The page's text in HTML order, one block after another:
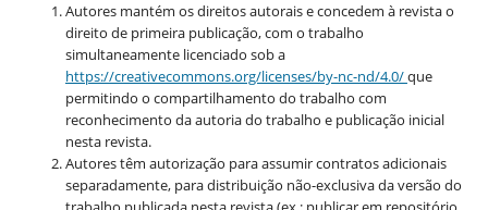
Autores mantém os direitos autorais e concedem à revista o
direito de primeira publicação, com o trabalho
simultaneamente licenciado sob a
https://creativecommons.org/licenses/by-nc-nd/4.0/que
permitindo o compartilhamento do trabalho com
reconhecimento da autoria do trabalho e publicação inicial
nesta revista.
Autores têm autorização para assumir contratos adicionais
separadamente, para distribuição não-exclusiva da versão do